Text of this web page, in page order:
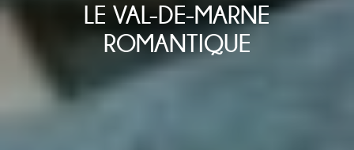
LE VAL-DE-MARNE
ROMANTIQUE